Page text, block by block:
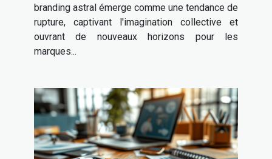
branding astral émerge comme une tendance de
rupture, captivant l'imagination collective et
ouvrant de nouveaux horizons pour les
marques...